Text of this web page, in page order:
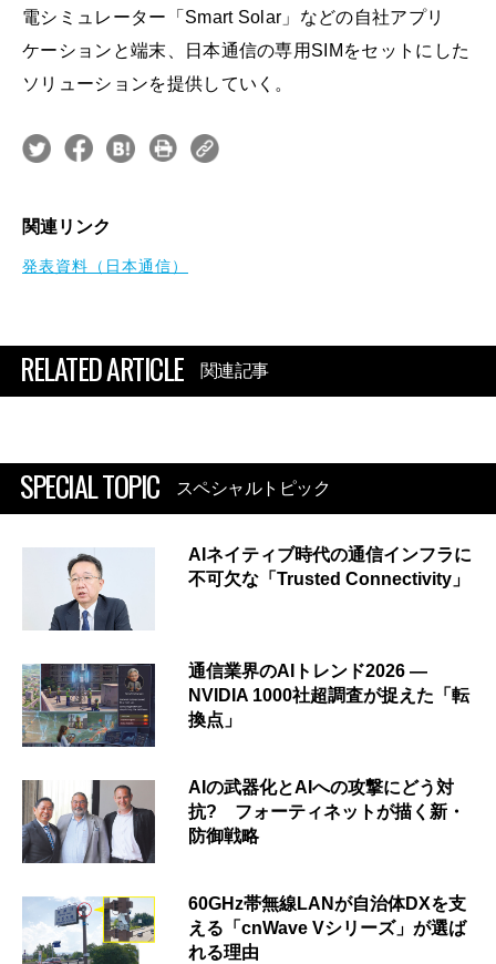
電シミュレーター「Smart Solar」などの自社アプリ
ケーションと端末、日本通信の専用SIMをセットにした
ソリューションを提供していく。
関連リンク
発表資料（日本通信）
RELATED ARTICLE 関連記事
SPECIAL TOPIC スペシャルトピック
AIネイティブ時代の通信インフラに
不可欠な「Trusted Connectivity」
通信業界のAIトレンド2026 ―
NVIDIA 1000社超調査が捉えた「転
換点」
AIの武器化とAIへの攻撃にどう対
抗? フォーティネットが描く新・
防御戦略
60GHz帯無線LANが自治体DXを支
える「cnWave Vシリーズ」が選ば
れる理由